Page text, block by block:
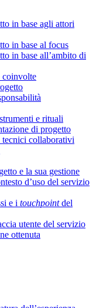
in base agli attori
in base al focus
in base all’ambito di
coinvolte
e rituali
di progetto
collaborativi
e la sua gestione
d’uso del servizio
e i touchpointdel
utente del servizio
ottenuta